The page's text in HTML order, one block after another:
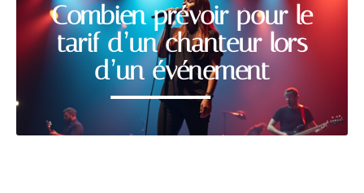
Combien prévoir pour le
tarif d’un chanteur lors
d’un événement